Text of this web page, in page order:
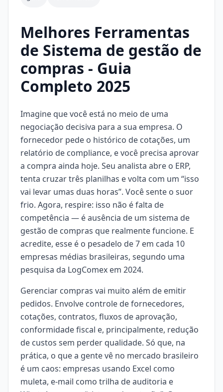
Melhores Ferramentas
de Sistema de gestão de
compras - Guia
Completo 2025
Imagine que você está no meio de uma
negociação decisiva para a sua empresa. O
fornecedor pede o histórico de cotações, um
relatório de compliance, e você precisa aprovar
a compra ainda hoje. Seu analista abre o ERP,
tenta cruzar três planilhas e volta com um “isso
vai levar umas duas horas”. Você sente o suor
frio. Agora, respire: isso não é falta de
competência — é ausência de um sistema de
gestão de compras que realmente funcione. E
acredite, esse é o pesadelo de 7 em cada 10
empresas médias brasileiras, segundo uma
pesquisa da LogComex em 2024.
Gerenciar compras vai muito além de emitir
pedidos. Envolve controle de fornecedores,
cotações, contratos, fluxos de aprovação,
conformidade fiscal e, principalmente, redução
de custos sem perder qualidade. Só que, na
prática, o que a gente vê no mercado brasileiro
é um caos: empresas usando Excel como
muleta, e-mail como trilha de auditoria e